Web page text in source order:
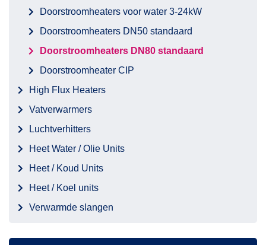
Doorstroomheaters voor water 3-24kW
Doorstroomheaters DN50 standaard
Doorstroomheaters DN80 standaard
Doorstroomheater CIP
High Flux Heaters
Vatverwarmers
Luchtverhitters
Heet Water / Olie Units
Heet / Koud Units
Heet / Koel units
Verwarmde slangen